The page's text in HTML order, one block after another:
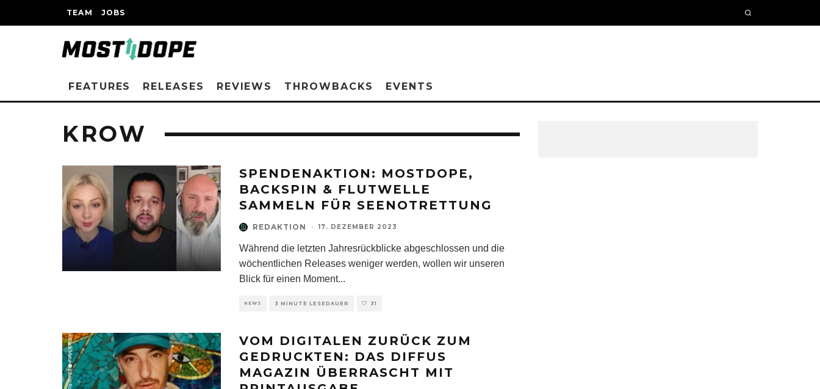
TEAM JOBS
FEATURES RELEASES REVIEWS THROWBACKS EVENTS
KROW
SPENDENAKTION: MOSTDOPE,
BACKSPIN & FLUTWELLE
SAMMELN FÜR SEENOTRETTUNG
REDAKTION · 17. DEZEMBER 2023
Während die letzten Jahresrückblicke abgeschlossen und die
wöchentlichen Releases weniger werden, wollen wir unseren
Blick für einen Moment...
NEWS 3 MINUTE LESEDAUER 31
VOM DIGITALEN ZURÜCK ZUM
GEDRUCKTEN: DAS DIFFUS
MAGAZIN ÜBERRASCHT MIT